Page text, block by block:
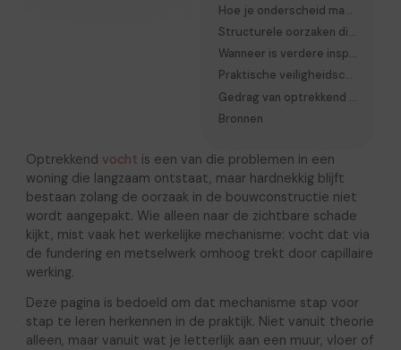
Hoe je onderscheid maakt in de praktijk (beslislogica)
Structurele oorzaken die vaak over het hoofd worden gezien
Wanneer is verdere inspectie nodig
Praktische veiligheidscheck vóór elke ingreep
Gedrag van optrekkend vocht op lange termijn
Bronnen
Optrekkend vocht is een van die problemen in een
woning die langzaam ontstaat, maar hardnekkig blijft
bestaan zolang de oorzaak in de bouwconstructie niet
wordt aangepakt. Wie alleen naar de zichtbare schade
kijkt, mist vaak het werkelijke mechanisme: vocht dat via
de fundering en metselwerk omhoog trekt door capillaire
werking.
Deze pagina is bedoeld om dat mechanisme stap voor
stap te leren herkennen in de praktijk. Niet vanuit theorie
alleen, maar vanuit wat je letterlijk aan een muur, vloer of